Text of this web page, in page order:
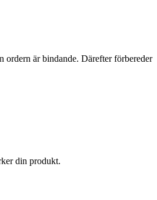
är bindande. Därefter förbereder
din produkt.